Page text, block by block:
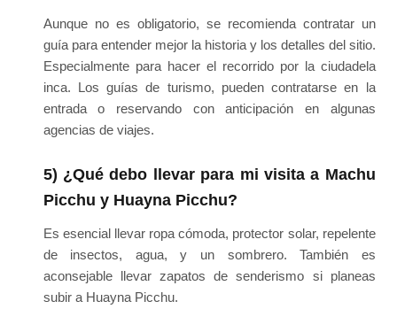
Aunque no es obligatorio, se recomienda contratar un
guía para entender mejor la historia y los detalles del sitio.
Especialmente para hacer el recorrido por la ciudadela
inca. Los guías de turismo, pueden contratarse en la
entrada o reservando con anticipación en algunas
agencias de viajes.
5) ¿Qué debo llevar para mi visita a Machu
Picchu y Huayna Picchu?
Es esencial llevar ropa cómoda, protector solar, repelente
de insectos, agua, y un sombrero. También es
aconsejable llevar zapatos de senderismo si planeas
subir a Huayna Picchu.